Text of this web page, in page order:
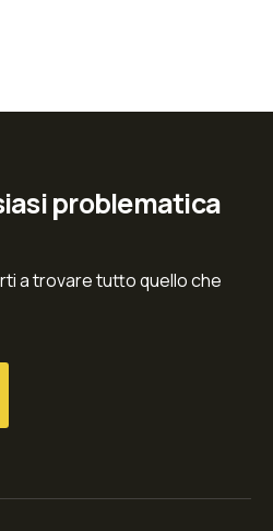
problematica
a trovare tutto quello che